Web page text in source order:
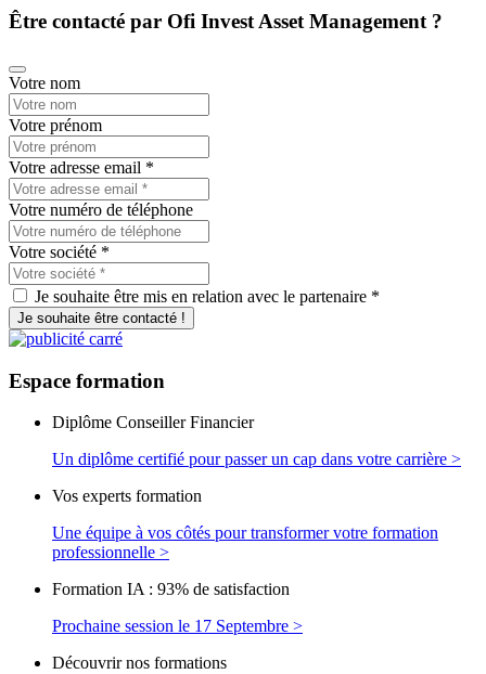
Être contacté par Ofi Invest Asset Management ?
Votre nom
Votre prénom
Votre adresse email *
Votre numéro de téléphone
Votre société *
Je souhaite être mis en relation avec le partenaire *
Je souhaite être contacté !
Espace formation
Diplôme Conseiller Financier
Un diplôme certifié pour passer un cap dans votre carrière >
Vos experts formation
Une équipe à vos côtés pour transformer votre formation
professionnelle >
Formation IA : 93% de satisfaction
Prochaine session le 17 Septembre >
Découvrir nos formations